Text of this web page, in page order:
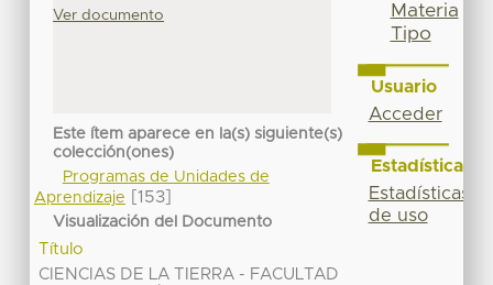
Ver documento
Este ítem aparece en la(s) siguiente(s)
colección(ones)
Programas de Unidades de
Aprendizaje
[153]
Visualización del Documento
Título
CIENCIAS DE LA TIERRA - FACULTAD
Materia
Tipo
Usuario
Acceder
Estadísticas
Estadísticas
de uso